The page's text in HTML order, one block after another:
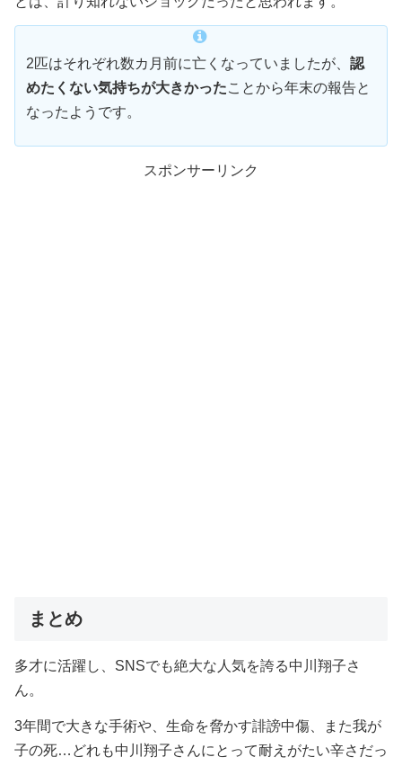
2匹はそれぞれ数カ月前に亡くなっていましたが、 認
めたくない気持ちが大きかったことから年末の報告と
なったようです。
スポンサーリンク
まとめ
多才に活躍し、SNSでも絶大な人気を誇る中川翔子さ
ん。
3年間で大きな手術や、生命を脅かす誹謗中傷、また我が
子の死…どれも中川翔子さんにとって耐えがたい辛さだっ